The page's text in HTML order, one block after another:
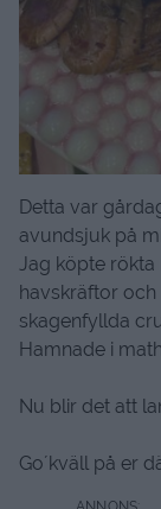
Detta var
avundsjuk på
Jag köpte rökta
havskräftor
skagenfyllda
Hamnade i
Nu blir det att
Go´kväll på er